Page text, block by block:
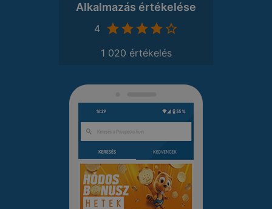
Alkalmazás értékelése
4
1 020 értékelés